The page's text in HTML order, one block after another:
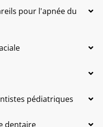
pour l'apnée du
pédiatriques
dentaire